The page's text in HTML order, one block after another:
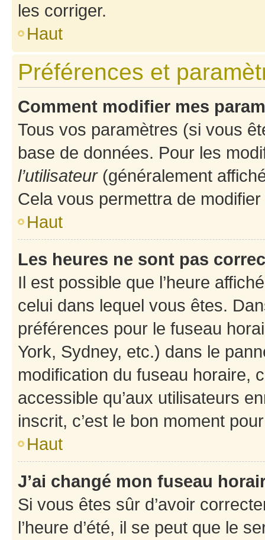
les corriger.
Haut
Préférences et
Comment modifier mes
Tous vos paramètres (si vous
base de données. Pour les
l’utilisateur(généralement
Cela vous permettra de
Haut
Les heures ne sont pas
Il est possible que l’heure
celui dans lequel vous êtes.
préférences pour le fuseau
York, Sydney, etc.) dans le
modification du fuseau horaire,
accessible qu’aux utilisateurs
inscrit, c’est le bon moment
Haut
J’ai changé mon fuseau
Si vous êtes sûr d’avoir
l’heure d’été, il se peut que le